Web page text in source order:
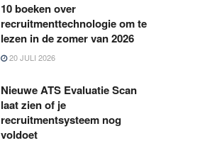
10 boeken over
recruitmenttechnologie om te
lezen in de zomer van 2026
20 JULI 2026
Nieuwe ATS Evaluatie Scan
laat zien of je
recruitmentsysteem nog
voldoet